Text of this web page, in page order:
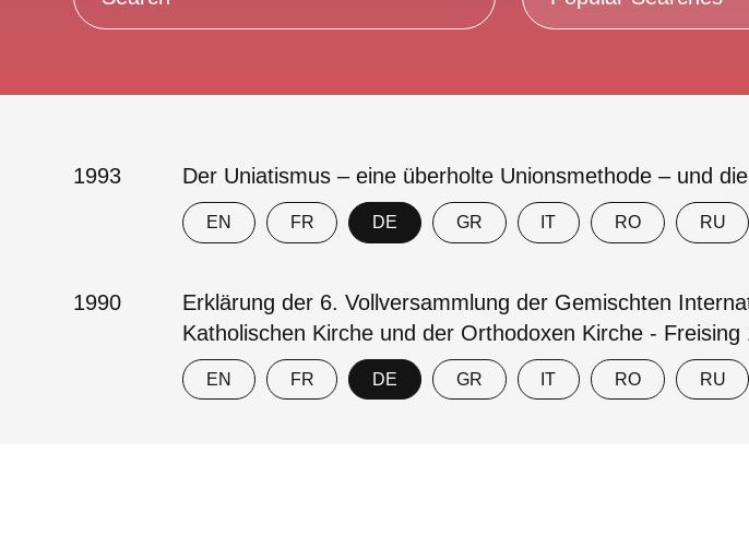
1993 Der Uniatismus – eine überholte Unionsmethode – und
EN FR DE GR IT RO RU
1990
Erklärung der 6. Vollversammlung der Gemischten
Katholischen Kirche und der Orthodoxen Kirche - Freising
EN FR DE GR IT RO RU